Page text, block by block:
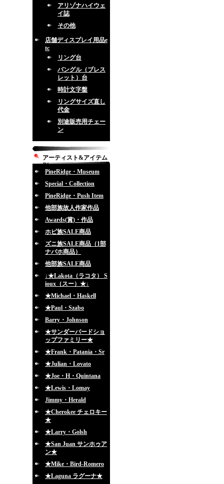
アリゾナハイウェ
イ誌
その他
店舗ディスプレイ用品e
tc
リング台
バングル（ブレス
レット）台
時計文字盤
リングサイズ直し
代金
別途販売用チェー
ン
アーティスト&アイテム
別
PineRidge・Museum
Special・Collection
PineRidge・Push Item
他部族故人作家作品
Awards(賞)・作品
ホピ族SALE商品
ズニ族SALE商品（1部
ナバホ商品）
他部族SALE商品
↓★Lakota（ラコタ） S
ioux（スー）★↓
★Michael・Haskell
★Paul・Szabo
Barry・Johnson
★サンダーバードショ
ップファミリー★
★Frank・Patania・Sr
★Julian・Lovato
★Joe・H・Quintana
★Lewis・Lomay
Jimmy・Herald
★Cherokee チェロキー
★
★Larry・Golsh
★San Juan サンホゥア
ン★
★Mike・Bird-Romero
★Laguna ラグーナ★